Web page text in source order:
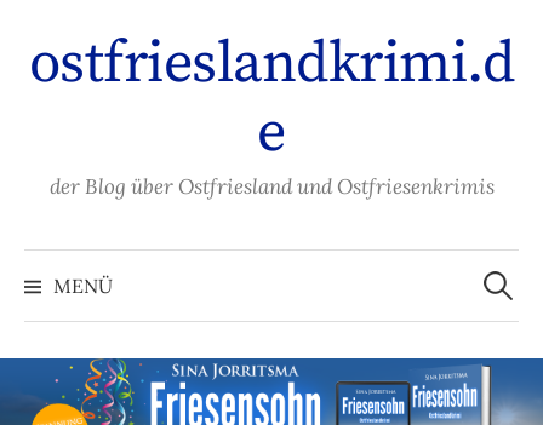
Inhalt
überspringen
ostfrieslandkrimi.d
e
der Blog über Ostfriesland und Ostfriesenkrimis
MENÜ
Suchen
nach: